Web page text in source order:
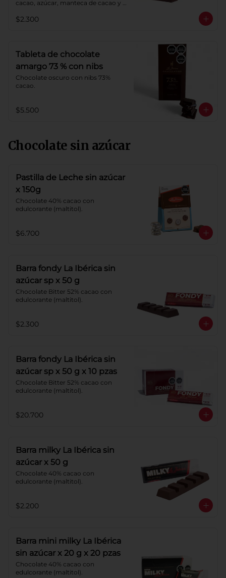
cacao, azúcar, manteca de cacao y
Cacao: 62%
$2.300
Tableta de chocolate
amargo 73 % con nibs
Chocolate oscuro con nibs 73%
cacao.
$5.500
Chocolate sin azúcar
Pastilla de Leche sin azúcar
x 150g
Chocolate 40% cacao con
edulcorante (maltitol).
$6.700
Barra fondy La Ibérica sin
azúcar sp x 50 g
Chocolate Bitter 52% cacao con
edulcorante (maltitol).
$2.300
Barra fondy La Ibérica sin
azúcar sp x 50 g x 10 pzas
Chocolate Bitter 52% cacao con
edulcorante (maltitol).
$20.700
Barra milky La Ibérica sin
azúcar x 50 g
Chocolate 40% cacao con
edulcorante (maltitol).
$2.200
Barra mini milky La Ibérica
sin azúcar x 20 g x 20 pzas
Chocolate 40% cacao con
edulcorante (maltitol).